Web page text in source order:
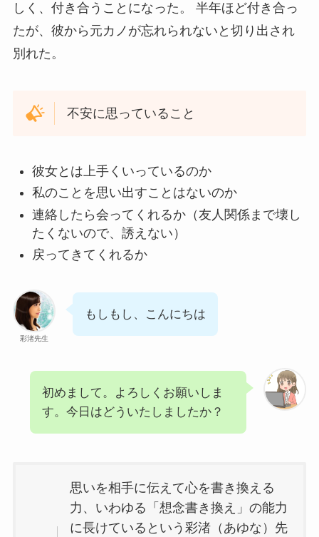
しく、付き合うことになった。 半年ほど付き合っ
たが、彼から元カノが忘れられないと切り出され
別れた。
不安に思っていること
彼女とは上手くいっているのか
私のことを思い出すことはないのか
連絡したら会ってくれるか（友人関係まで壊し
たくないので、誘えない）
戻ってきてくれるか
彩渚先生
もしもし、こんにちは
初めまして。よろしくお願いしま
す。今日はどういたしましたか？
思いを相手に伝えて心を書き換える
力、いわゆる「想念書き換え」の能力
に長けているという彩渚（あゆな）先